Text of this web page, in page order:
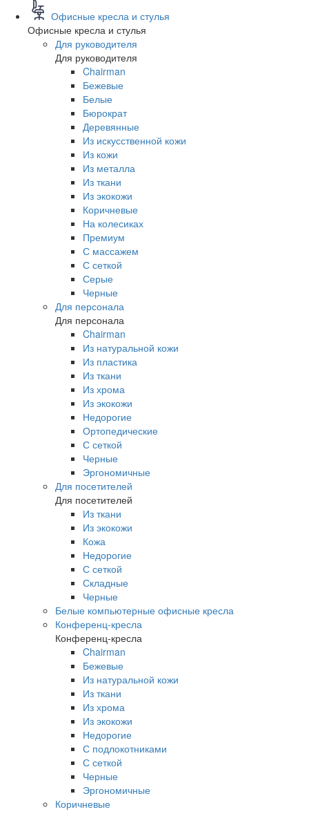
Офисные кресла и стулья
Офисные кресла и стулья
Для руководителя
Для руководителя
Chairman
Бежевые
Белые
Бюрократ
Деревянные
Из искусственной кожи
Из кожи
Из металла
Из ткани
Из экокожи
Коричневые
На колесиках
Премиум
С массажем
С сеткой
Серые
Черные
Для персонала
Для персонала
Chairman
Из натуральной кожи
Из пластика
Из ткани
Из хрома
Из экокожи
Недорогие
Ортопедические
С сеткой
Черные
Эргономичные
Для посетителей
Для посетителей
Из ткани
Из экокожи
Кожа
Недорогие
С сеткой
Складные
Черные
Белые компьютерные офисные кресла
Конференц-кресла
Конференц-кресла
Chairman
Бежевые
Из натуральной кожи
Из ткани
Из хрома
Из экокожи
Недорогие
С подлокотниками
С сеткой
Черные
Эргономичные
Коричневые